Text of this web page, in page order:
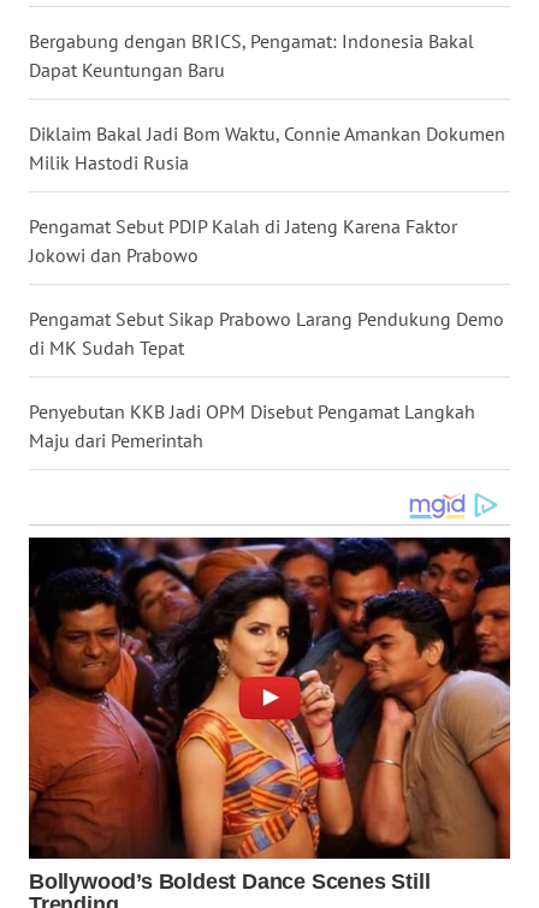
Bergabung dengan BRICS, Pengamat: Indonesia Bakal
Dapat Keuntungan Baru
Diklaim Bakal Jadi Bom Waktu, Connie Amankan Dokumen
Milik Hastodi Rusia
Pengamat Sebut PDIP Kalah di Jateng Karena Faktor
Jokowi dan Prabowo
Pengamat Sebut Sikap Prabowo Larang Pendukung Demo
di MK Sudah Tepat
Penyebutan KKB Jadi OPM Disebut Pengamat Langkah
Maju dari Pemerintah
NUSANTARA
JOGJA
JATIM
BALI
KALBAR
WN
WN
KALTARA
WN
KALSEL
KALTIM
WN
SULSEL